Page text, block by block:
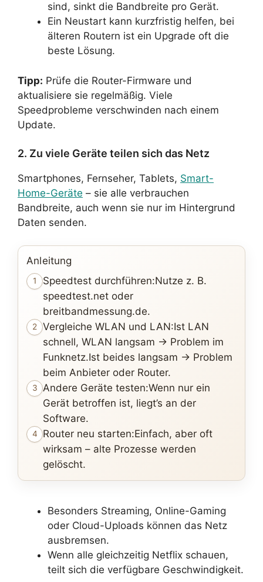
sind, sinkt die Bandbreite pro Gerät.
Ein Neustart kann kurzfristig helfen, bei
älteren Routern ist ein Upgrade oft die
beste Lösung.
Tipp: Prüfe die Router-Firmware und
aktualisiere sie regelmäßig. Viele
Speedprobleme verschwinden nach einem
Update.
2. Zu viele Geräte teilen sich das Netz
Smartphones, Fernseher, Tablets, Smart-
Home-Geräte – sie alle verbrauchen
Bandbreite, auch wenn sie nur im Hintergrund
Daten senden.
Anleitung
1
Speedtest durchführen:Nutze z. B.
speedtest.net oder
breitbandmessung.de.
2
Vergleiche WLAN und LAN:Ist LAN
schnell, WLAN langsam → Problem im
Funknetz.Ist beides langsam → Problem
beim Anbieter oder Router.
3
Andere Geräte testen:Wenn nur ein
Gerät betroffen ist, liegt’s an der
Software.
4
Router neu starten:Einfach, aber oft
wirksam – alte Prozesse werden
gelöscht.
Besonders Streaming, Online-Gaming
oder Cloud-Uploads können das Netz
ausbremsen.
Wenn alle gleichzeitig Netflix schauen,
teilt sich die verfügbare Geschwindigkeit.